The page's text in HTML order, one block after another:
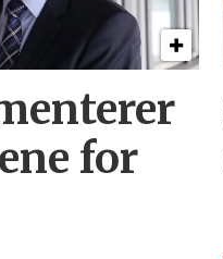
for